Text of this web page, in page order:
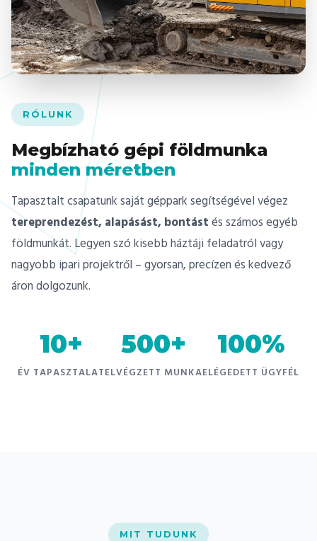
RÓLUNK
Megbízható gépi földmunka
minden méretben
Tapasztalt csapatunk saját géppark segítségével végez
tereprendezést, alapásást, bontástés számos egyéb
földmunkát. Legyen szó kisebb háztáji feladatról vagy
nagyobb ipari projektről – gyorsan, precízen és kedvező
áron dolgozunk.
10+
ÉV TAPASZTALAT
500+
ELVÉGZETT MUNKA
100%
ELÉGEDETT ÜGYFÉL
MIT TUDUNK